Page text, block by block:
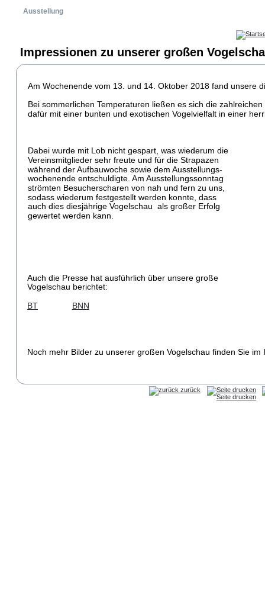
Ausstellung
Click thumbnail to enlarge
Auch die Presse hat ausführlich über unsere große
Vogelschau berichtet:
BT
BNN
Noch mehr Bilder zu unserer großen Vogelschau finden Sie
Impressionen zu unserer großen
Am Wochenende vom 13. und 14. Oktober 2018 fand unsere
Bei sommerlichen Temperaturen ließen es sich die
dafür mit einer bunten und exotischen Vogelvielfalt in einer
Dabei wurde mit Lob nicht gespart, was wiederum die
Vereinsmitglieder sehr freute und für die Strapazen
während der Aufbauwoche sowie dem Ausstellungs-
wochenende entschuldigte. Am Ausstellungssonntag
strömten Besucherscharen von nah und fern zu uns,
sodass wiederum festgestellt werden konnte, dass
auch dies diesjährige Vogelschau  als großer Erfolg
gewertet werden kann.